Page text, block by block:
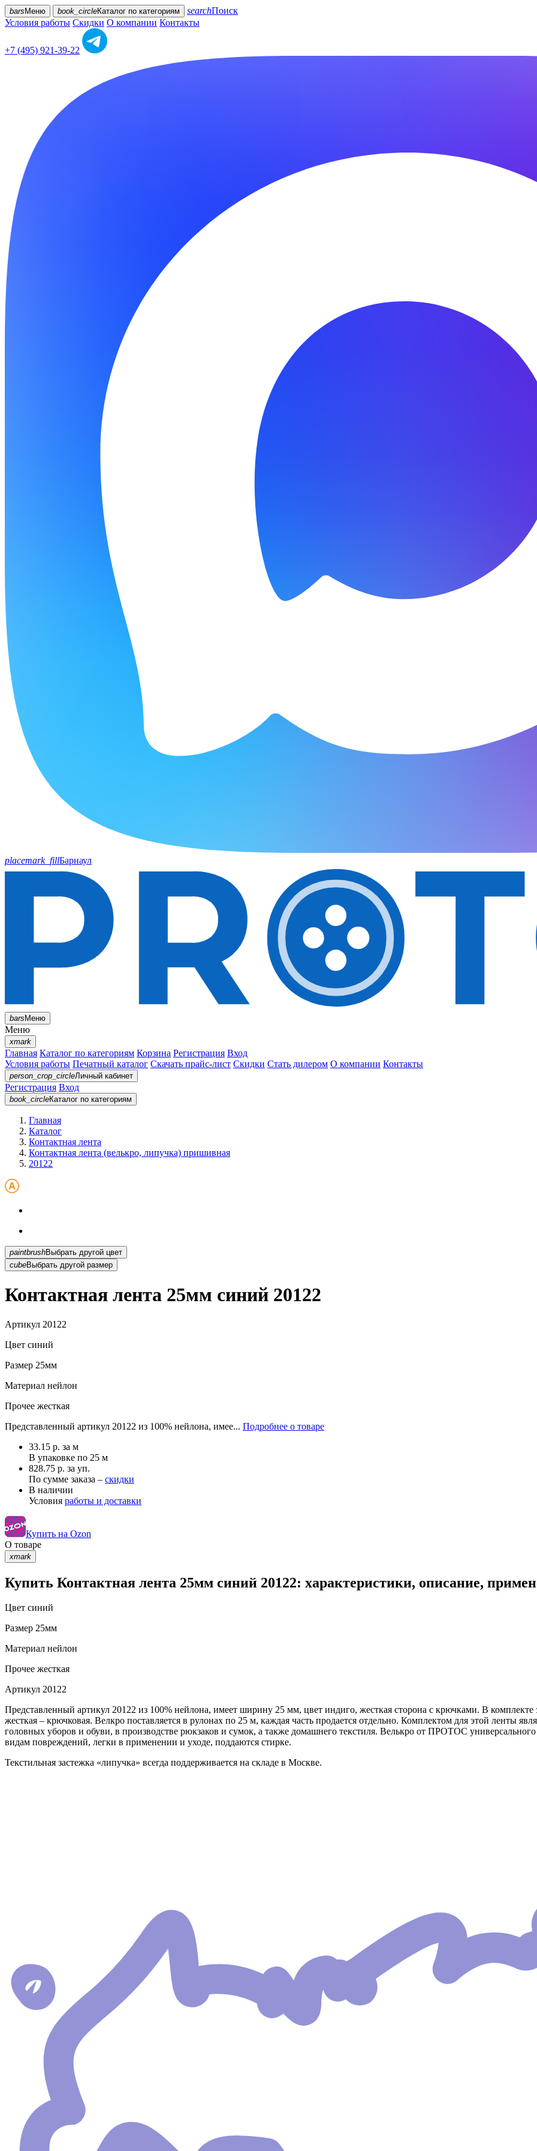
bars Меню book_circleКаталог по категориям searchПоиск
Условия работы Скидки О компании Контакты
+7 (495) 921-39-22
placemark_fillБарнаул
barsМеню
Меню
xmark
Главная Каталог по категориям Корзина Регистрация Вход
Условия работы Печатный каталог Скачать прайс-лист Скидки Стать дилером О компании Контакты
person_crop_circleЛичный кабинет
Регистрация Вход
book_circleКаталог по категориям
Главная
Каталог
Контактная лента
Контактная лента (велькро, липучка) пришивная
20122
paintbrush
Выбрать другой цвет
cubeВыбрать другой размер
Контактная лента 25мм синий 20122
Артикул 20122
Цвет синий
Размер 25мм
Материал нейлон
Прочее жесткая
Представленный артикул 20122 из 100% нейлона, имее... Подробнее о товаре
33.15 р. за м
В упаковке по 25 м
828.75 р. за уп.
По сумме заказа – скидки
В наличии
Условия работы и доставки
Купить на Ozon
О товаре
xmark
Купить Контактная лента 25мм синий 20122: характеристики, описание,
Цвет синий
Размер 25мм
Материал нейлон
Прочее жесткая
Артикул 20122
Представленный артикул 20122 из 100% нейлона, имеет ширину 25 мм, цвет индиго, жесткая сторона с крючками. В
жесткая – крючковая. Велкро поставляется в рулонах по 25 м, каждая часть продается отдельно. Комплектом для этой ленты
головных уборов и обуви, в производстве рюкзаков и сумок, а также домашнего текстиля. Велькро от ПРОТОС
видам повреждений, легки в применении и уходе, поддаются стирке.
Текстильная застежка «липучка» всегда поддерживается на складе в Москве.